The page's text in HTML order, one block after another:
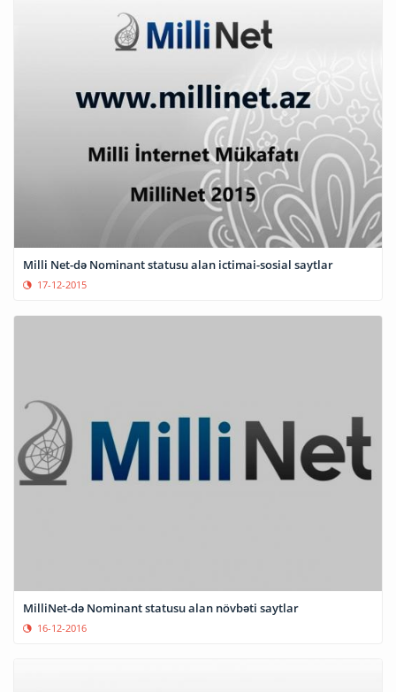
Milli Net-də Nominant statusu alan ictimai-sosial saytlar
17-12-2015
MilliNet-də Nominant statusu alan növbəti saytlar
16-12-2016